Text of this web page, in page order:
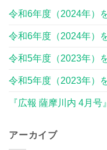
令和6年度（2024年）
令和6年度（2024年）
令和5年度（2023年）
令和5年度（2023年）
『広報 薩摩川内 4月号
アーカイブ